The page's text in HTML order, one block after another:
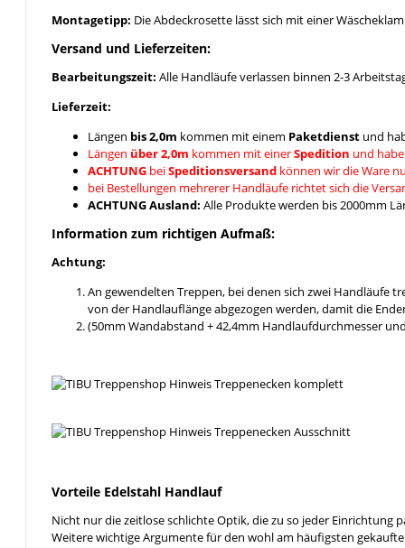
Montagetipp: Die Abdeckrosette lässt sich mit einer
Versand und Lieferzeiten:
Bearbeitungszeit: Alle Handläufe verlassen binnen 2-3
Lieferzeit:
Längen bis 2,0m kommen mit einem Paketdienst und
Längen über 2,0m kommen mit einerSpedition und
ACHTUNG beiSpeditionsversand können wir die Ware
bei Bestellungen mehrerer Handläufe richtet sich die
ACHTUNG Ausland: Alle Produkte werden bis 2000mm
Information zum richtigen Aufmaß:
Achtung:
An gewendelten Treppen, bei denen sich zwei Handläufe
von der Handlauflänge abgezogen werden, damit die
(50mm Wandabstand + 42,4mm Handlaufdurchmesser
Vorteile Edelstahl Handlauf
Nicht nur die zeitlose schlichte Optik, die zu so jeder Einrichtung
Weitere wichtige Argumente für den wohl am häufigsten